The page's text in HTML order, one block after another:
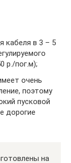
кабеля в 3 – 5
р./пог.м);
очень
поэтому
пусковой
дорогие
на